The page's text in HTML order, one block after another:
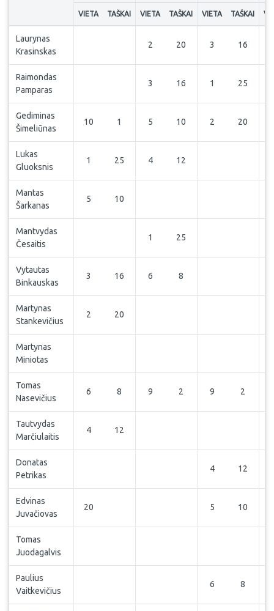
VIETA TAŠKAI VIETA TAŠKAI VIETA TAŠKAI
Laurynas
Krasinskas
2 20 3 16
Raimondas
Pamparas
3 16 1 25
Gediminas
Šimeliūnas
10 1 5 10 2 20
Lukas
Gluoksnis
1 25 4 12
Mantas
Šarkanas
5 10
Mantvydas
Česaitis
1 25
Vytautas
Binkauskas
3 16 6 8
Martynas
Stankevičius
2 20
Martynas
Miniotas
Tomas
Nasevičius
6 8 9 2 9 2
Tautvydas
Marčiulaitis
4 12
Donatas
Petrikas
4 12
Edvinas
Juvačiovas
20 5 10
Tomas
Juodagalvis
Paulius
Vaitkevičius
6 8